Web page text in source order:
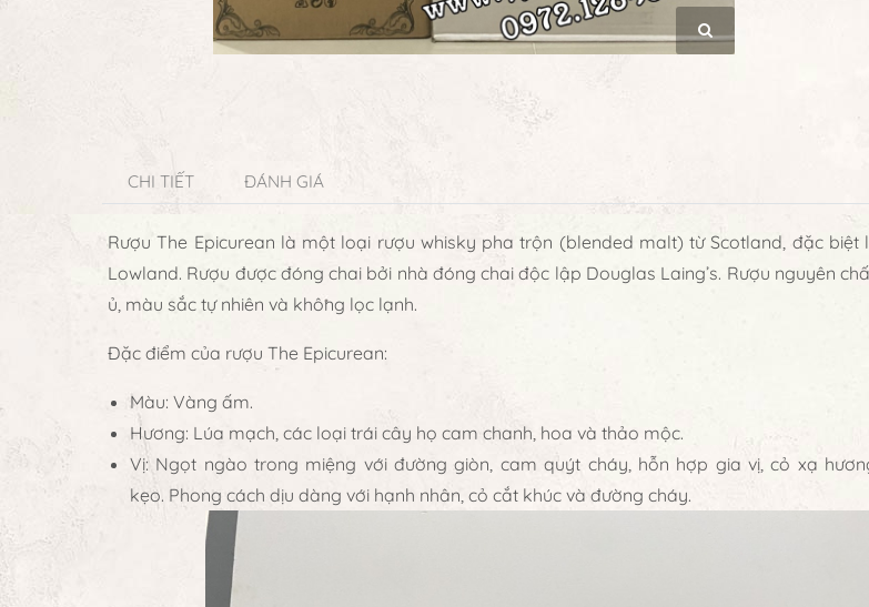
CHI TIẾT ĐÁNH GIÁ
Rượu The Epicurean là một loại rượu whisky pha trộn (blended malt) từ Scotland, đặc biệt
Lowland. Rượu được đóng chai bởi nhà đóng chai độc lập Douglas Laing’s. Rượu nguyên
ủ, màu sắc tự nhiên và không lọc lạnh.
Đặc điểm của rượu The Epicurean:
Màu: Vàng ấm.
Hương: Lúa mạch, các loại trái cây họ cam chanh, hoa và thảo mộc.
Vị: Ngọt ngào trong miệng với đường giòn, cam quýt cháy, hỗn hợp gia vị, cỏ xạ
kẹo. Phong cách dịu dàng với hạnh nhân, cỏ cắt khúc và đường cháy.